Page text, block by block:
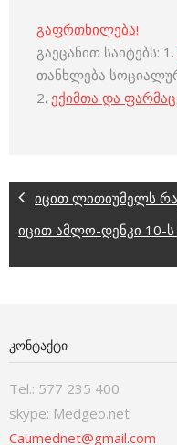
გაფრთხილება!
გაეცანით საიტებს: 1.
თანხლება
2. ექიმთა და
იცით ლითიუმელს რა
იცით ამლო-დენკი 10-
ᲙᲝᲜᲢᲐᲥᲢᲘ
Tel.: 577 235 400
skype: Medgeo.net
Caumednet@gmail.com